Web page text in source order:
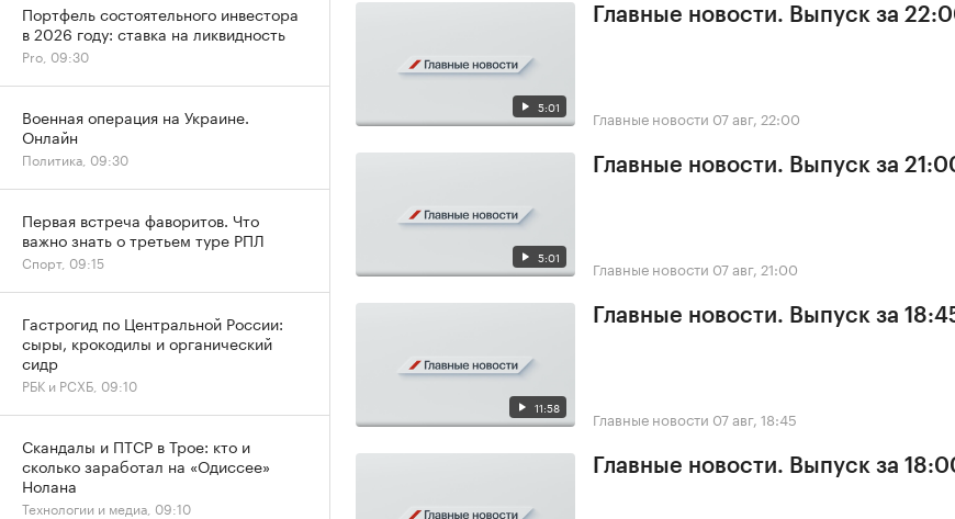
5:01
Главные новости. Выпуск за
Главные новости 07 авг, 22:00
5:01
Главные новости. Выпуск за
Главные новости 07 авг, 21:00
11:58
Главные новости. Выпуск за
Главные новости 07 авг, 18:45
Главные новости. Выпуск за
Портфель состоятельного инвестора
в 2026 году: ставка на ликвидность
Pro, 09:30
Военная операция на Украине.
Онлайн
Политика, 09:30
Первая встреча фаворитов. Что
важно знать о третьем туре РПЛ
Спорт, 09:15
Гастрогид по Центральной России:
сыры, крокодилы и органический
сидр
РБК и РСХБ, 09:10
Скандалы и ПТСР в Трое: кто и
сколько заработал на «Одиссее»
Нолана
Технологии и медиа, 09:10